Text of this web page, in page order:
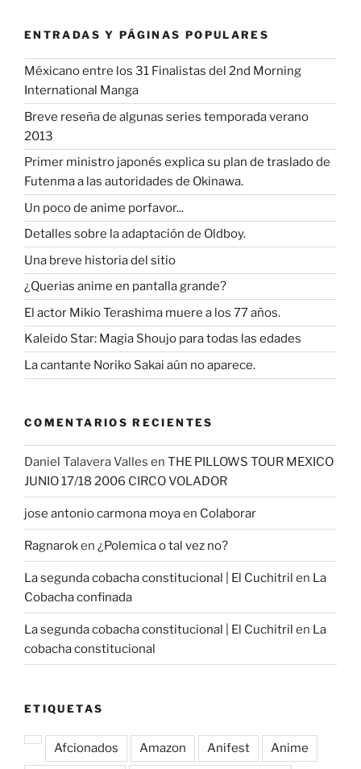
ENTRADAS Y PÁGINAS POPULARES
Méxicano entre los 31 Finalistas del 2nd Morning
International Manga
Breve reseña de algunas series temporada verano
2013
Primer ministro japonés explica su plan de traslado de
Futenma a las autoridades de Okinawa.
Un poco de anime porfavor...
Detalles sobre la adaptación de Oldboy.
Una breve historia del sitio
¿Querias anime en pantalla grande?
El actor Mikio Terashima muere a los 77 años.
Kaleido Star: Magia Shoujo para todas las edades
La cantante Noriko Sakai aún no aparece.
COMENTARIOS RECIENTES
Daniel Talavera Valles en THE PILLOWS TOUR MEXICO
JUNIO 17/18 2006 CIRCO VOLADOR
jose antonio carmona moyaen Colaborar
Ragnaroken ¿Polemica o tal vez no?
La segunda cobacha constitucional | El Cuchitril en La
Cobacha confinada
La segunda cobacha constitucional | El Cuchitril en La
cobacha constitucional
ETIQUETAS
Afcionados Amazon Anifest Anime